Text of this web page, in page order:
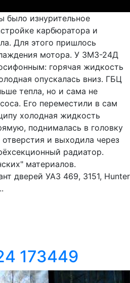
было изнурительное
карбюратора и
Для этого пришлось
мотора. У ЗМЗ-24Д
горячая жидкость
опускалась вниз. ГБЦ
тепла, но и сама не
Его переместили в сам
холодная жидкость
поднималась в головку
и выходила через
радиатор.
материалов.
дверей УАЗ 469, 3151, Hunter
173449